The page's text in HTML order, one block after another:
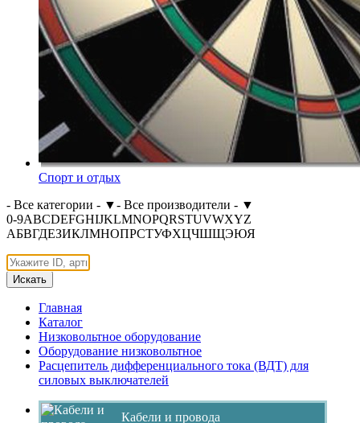
Спорт и отдых
- Все категории - ▼- Все производители - ▼
0-9ABCDEFGHIJKLMNOPQRSTUVWXYZ
АБВГДЕЗИКЛМНОПРСТУФХЦЧШЩЭЮЯ
Искать
Главная
Каталог
Низковольтное оборудование
Оборудование низковольтное
Расцепитель дифференциального тока (ВДТ) для
силовых выключателей
Кабели и провода